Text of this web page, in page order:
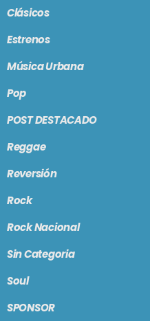
Clásicos
Estrenos
Música Urbana
Pop
POST DESTACADO
Reggae
Reversión
Rock
Rock Nacional
Sin Categoria
Soul
SPONSOR